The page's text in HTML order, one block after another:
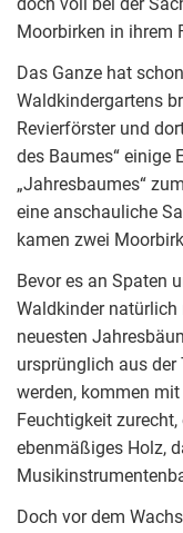
Moorbirken in ihrem
Das Ganze hat
Waldkindergartens
Revierförster und
des Baumes“ einige
„Jahresbaumes“
eine anschauliche
kamen zwei
Bevor es an Spaten
Waldkinder natürlich
neuesten
ursprünglich aus
werden, kommen
Feuchtigkeit
ebenmäßiges Holz,
Doch vor dem